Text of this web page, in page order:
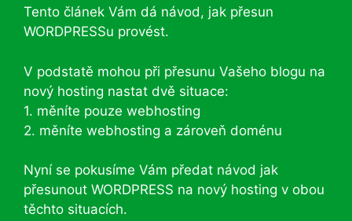
Tento článek Vám dá návod, jak přesun
WORDPRESSu provést.
V podstatě mohou při přesunu Vašeho blogu na
nový hosting nastat dvě situace:
1. měníte pouze webhosting
2. měníte webhosting a zároveň doménu
Nyní se pokusíme Vám předat návod jak
přesunout WORDPRESS na nový hosting v obou
těchto situacích.